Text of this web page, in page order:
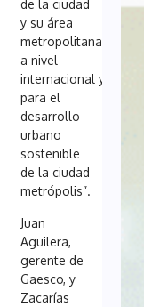
de la ciudad
y su área
metropolitana
a nivel
internacional y
para el
desarrollo
urbano
sostenible
de la ciudad
metrópolis”.
Juan
Aguilera,
gerente de
Gaesco, y
Zacarías